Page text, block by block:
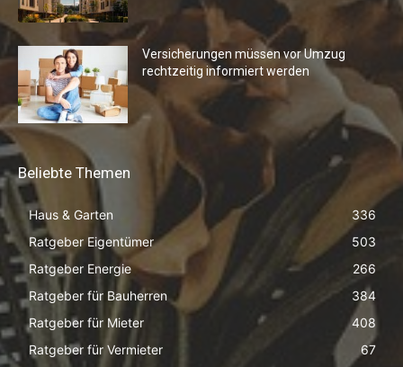
Versicherungen müssen vor Umzug
rechtzeitig informiert werden
Beliebte Themen
Haus & Garten
336
Ratgeber Eigentümer
503
Ratgeber Energie
266
Ratgeber für Bauherren
384
Ratgeber für Mieter
408
Ratgeber für Vermieter
67